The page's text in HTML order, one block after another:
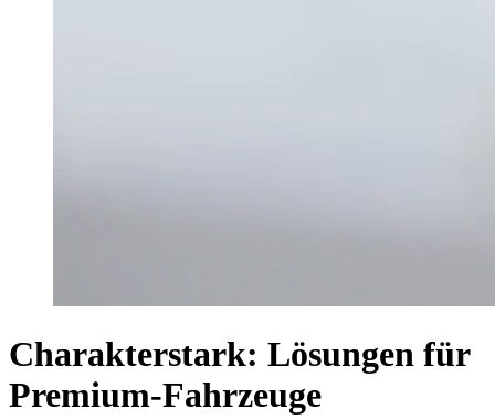
Charakterstark: Lösungen für
Premium-Fahrzeuge